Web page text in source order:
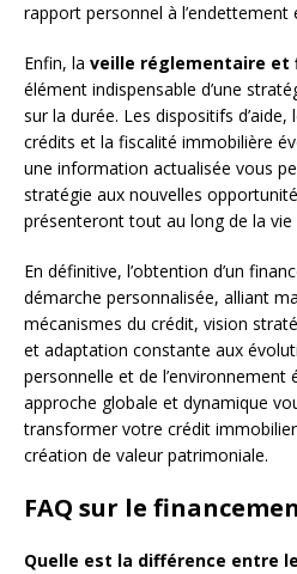
rapport personnel à l’endettement
Enfin, la veille réglementaire et
élément indispensable d’une
sur la durée. Les dispositifs d’aide,
crédits et la fiscalité immobilière
une information actualisée vous
stratégie aux nouvelles
présenteront tout au long de la vie
En définitive, l’obtention d’un
démarche personnalisée, alliant
mécanismes du crédit, vision
et adaptation constante aux
personnelle et de l’environnement
approche globale et dynamique
transformer votre crédit
création de valeur patrimoniale.
FAQ sur le
Quelle est la différence entre